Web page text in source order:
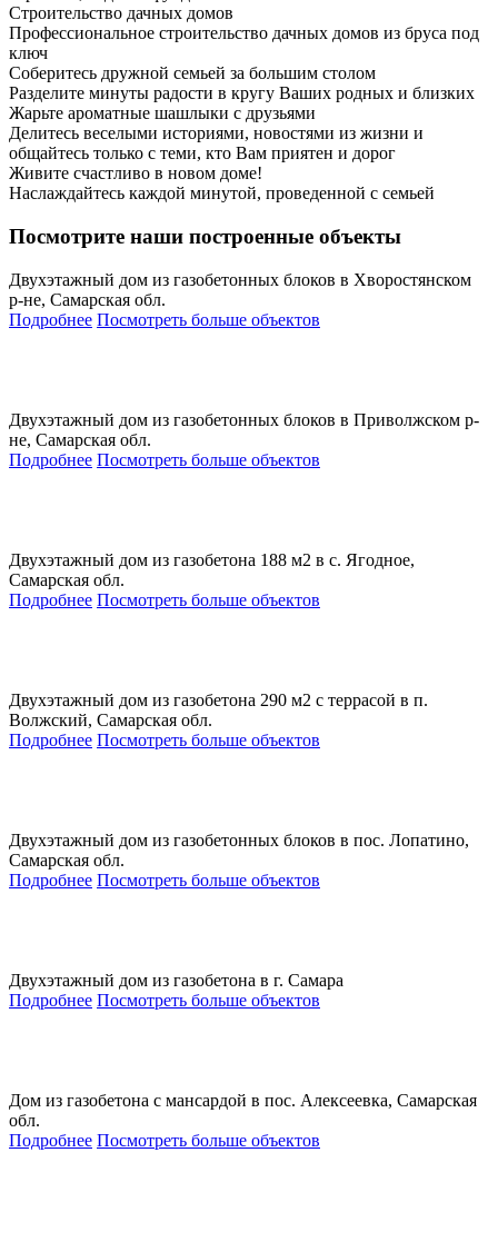
Строительство дачных домов
Профессиональное строительство дачных домов из бруса под
ключ
Соберитесь дружной семьей за большим столом
Разделите минуты радости в кругу Ваших родных и близких
Жарьте ароматные шашлыки с друзьями
Делитесь веселыми историями, новостями из жизни и
общайтесь только с теми, кто Вам приятен и дорог
Живите счастливо в новом доме!
Наслаждайтесь каждой минутой, проведенной с семьей
Посмотрите наши построенные объекты
Двухэтажный дом из газобетонных блоков в Хворостянском
р-не, Самарская обл.
Подробнее Посмотреть больше объектов
Двухэтажный дом из газобетонных блоков в Приволжском р-
не, Самарская обл.
Подробнее Посмотреть больше объектов
Двухэтажный дом из газобетона 188 м2 в с. Ягодное,
Самарская обл.
Подробнее Посмотреть больше объектов
Двухэтажный дом из газобетона 290 м2 с террасой в п.
Волжский, Самарская обл.
Подробнее Посмотреть больше объектов
Двухэтажный дом из газобетонных блоков в пос. Лопатино,
Самарская обл.
Подробнее Посмотреть больше объектов
Двухэтажный дом из газобетона в г. Самара
Подробнее Посмотреть больше объектов
Дом из газобетона с мансардой в пос. Алексеевка, Самарская
обл.
Подробнее Посмотреть больше объектов